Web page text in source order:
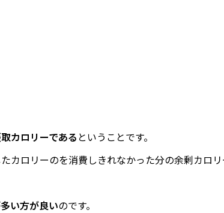
カロリーである ということです。
カロリーのを消費しきれなかった分の余剰カロ
い方が良いのです。